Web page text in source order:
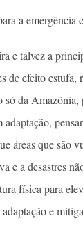
a
e talvez a
de efeito estufa,
só da
áreas que são
e a desastres
física para
e